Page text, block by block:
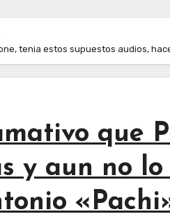
tenia estos supuestos audios,
que
y aun no